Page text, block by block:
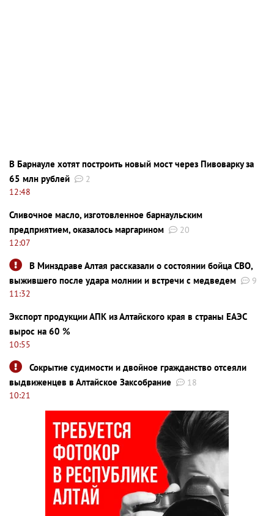
В Барнауле хотят построить новый мост через Пивоварку за
65 млн рублей
2
12:48
Сливочное масло, изготовленное барнаульским
предприятием, оказалось маргарином
20
12:07
В Минздраве Алтая рассказали о состоянии бойца СВО,
выжившего после удара молнии и встречи с медведем
9
11:32
Экспорт продукции АПК из Алтайского края в страны ЕАЭС
вырос на 60 %
10:55
Сокрытие судимости и двойное гражданство отсеяли
выдвиженцев в Алтайское Заксобрание
18
10:21